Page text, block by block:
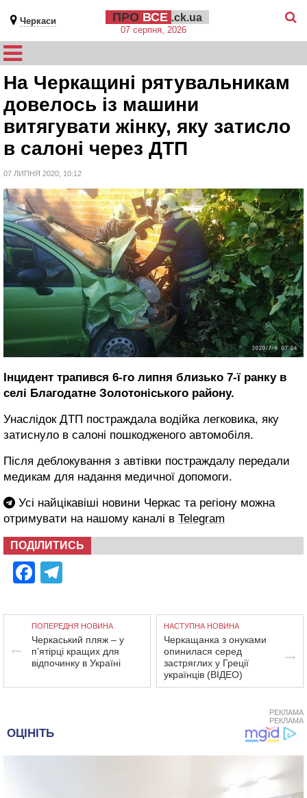
Черкаси ПРО ВСЕ .ck.ua
07 серпня, 2026
На Черкащині рятувальникам
довелось із машини
витягувати жінку, яку затисло
в салоні через ДТП
07 ЛИПНЯ 2020, 10:12
Інцидент трапився 6-го липня близько 7-ї ранку в
селі Благодатне Золотоніського району.
Унаслідок ДТП постраждала водійка легковика, яку
затиснуло в салоні пошкодженого автомобіля.
Після деблокування з автівки постраждалу передали
медикам для надання медичної допомоги.
Усі найцікавіші новини Черкас та регіону можна
отримувати на нашому каналі в Telegram
ПОДІЛИТИСЬ
Facebook
ПОПЕРЕДНЯ НОВИНА
Черкаський пляж – у
п’ятірці кращих для
відпочинку в Україні
НАСТУПНА НОВИНА
Черкащанка з онуками
опинилася серед
застряглих у Греції
українців (ВІДЕО)
РЕКЛАМА
РЕКЛАМА